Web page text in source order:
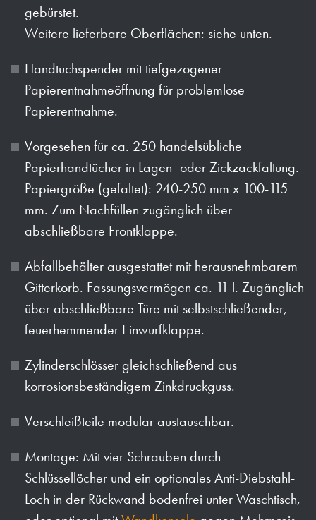
gebürstet.
Weitere lieferbare Oberflächen: siehe unten.
Handtuchspender mit tiefgezogener
Papierentnahmeöffnung für problemlose
Papierentnahme.
Vorgesehen für ca. 250 handelsübliche
Papierhandtücher in Lagen- oder Zickzackfaltung.
Papiergröße (gefaltet): 240-250 mm x 100-115
mm. Zum Nachfüllen zugänglich über
abschließbare Frontklappe.
Abfallbehälter ausgestattet mit herausnehmbarem
Gitterkorb. Fassungsvermögen ca. 11 l. Zugänglich
über abschließbare Türe mit selbstschließender,
feuerhemmender Einwurfklappe.
Zylinderschlösser gleichschließend aus
korrosionsbeständigem Zinkdruckguss.
Verschleißteile modular austauschbar.
Montage: Mit vier Schrauben durch
Schlüssellöcher und ein optionales Anti-Diebstahl-
Loch in der Rückwand bodenfrei unter Waschtisch,